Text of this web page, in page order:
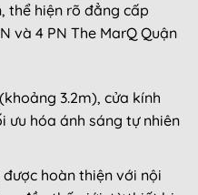
thể hiện rõ đẳng cấp
và 4 PN The MarQ Quận
3.2m), cửa kính
ưu hóa ánh sáng tự nhiên
hoàn thiện với nội